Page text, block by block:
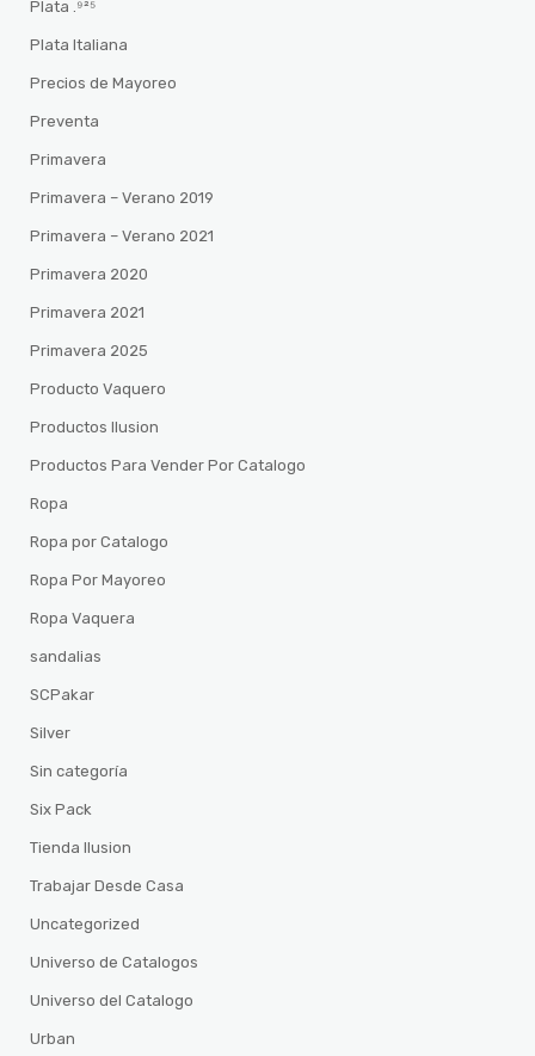
Plata .⁹²⁵
Plata Italiana
Precios de Mayoreo
Preventa
Primavera
Primavera – Verano 2019
Primavera – Verano 2021
Primavera 2020
Primavera 2021
Primavera 2025
Producto Vaquero
Productos Ilusion
Productos Para Vender Por Catalogo
Ropa
Ropa por Catalogo
Ropa Por Mayoreo
Ropa Vaquera
sandalias
SCPakar
Silver
Sin categoría
Six Pack
Tienda Ilusion
Trabajar Desde Casa
Uncategorized
Universo de Catalogos
Universo del Catalogo
Urban